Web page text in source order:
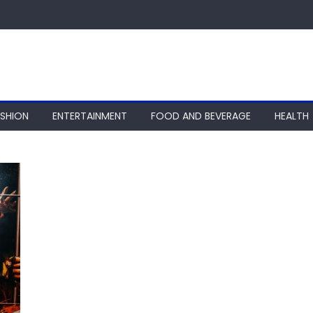
ENTERTAINMENT FOOD AND BEVERAGE HEALTH